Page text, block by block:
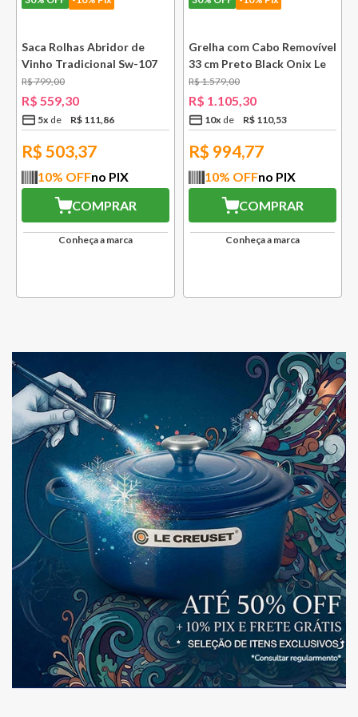
Saca Rolhas Abridor de
Vinho Tradicional Sw-107
Ply Le Creuset
R$799,00
R$ 559,30
5x R$ 111,86
R$ 503,37
10% OFFno PIX
COMPRAR
Conheça a marca
Grelha com Cabo Removível
33 cm Preto Black Onix Le
Creuset
R$1.579,00
R$ 1.105,30
10x R$ 110,53
R$ 994,77
10% OFFno PIX
COMPRAR
Conheça a marca